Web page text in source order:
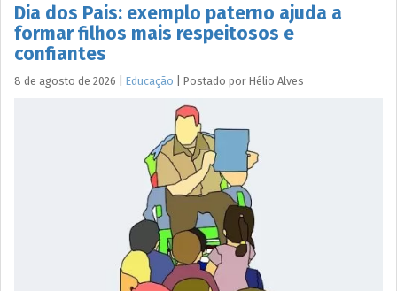
Dia dos Pais: exemplo paterno ajuda a
formar filhos mais respeitosos e
confiantes
8 de agosto de 2026 Educação Postado por Hélio Alves